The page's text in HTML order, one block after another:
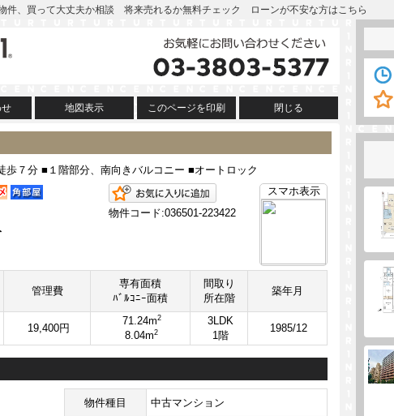
件、買って大丈夫か相談 将来売れるか無料チェック ローンが不安な方はこちら
地図表示 このページを印刷 閉じる
歩７分 ■１階部分、南向きバルコニー ■オートロック
スマホ表示
お気に入りに追加
物件コード:036501-223422
管理費
専有面積
ﾊﾞﾙｺﾆｰ面積
間取り
所在階
築年月
19,400円
71.24m2
8.04m2
3LDK
1階
1985/12
物件種目 中古マンション